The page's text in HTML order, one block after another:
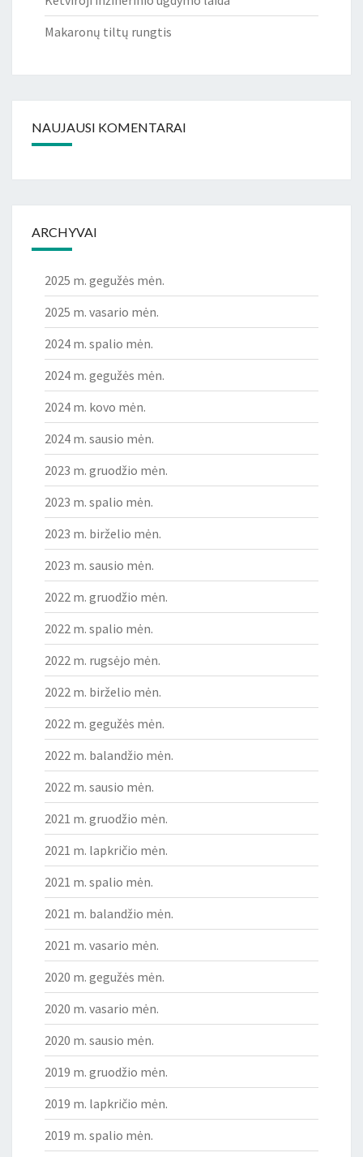
Makaronų tiltų rungtis
NAUJAUSI KOMENTARAI
ARCHYVAI
2025 m. gegužės mėn.
2025 m. vasario mėn.
2024 m. spalio mėn.
2024 m. gegužės mėn.
2024 m. kovo mėn.
2024 m. sausio mėn.
2023 m. gruodžio mėn.
2023 m. spalio mėn.
2023 m. birželio mėn.
2023 m. sausio mėn.
2022 m. gruodžio mėn.
2022 m. spalio mėn.
2022 m. rugsėjo mėn.
2022 m. birželio mėn.
2022 m. gegužės mėn.
2022 m. balandžio mėn.
2022 m. sausio mėn.
2021 m. gruodžio mėn.
2021 m. lapkričio mėn.
2021 m. spalio mėn.
2021 m. balandžio mėn.
2021 m. vasario mėn.
2020 m. gegužės mėn.
2020 m. vasario mėn.
2020 m. sausio mėn.
2019 m. gruodžio mėn.
2019 m. lapkričio mėn.
2019 m. spalio mėn.